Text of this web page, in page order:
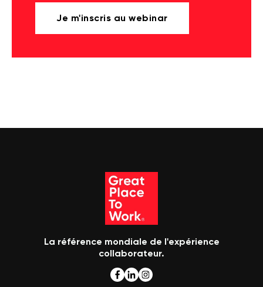
Je m'inscris au webinar
La référence mondiale de l'expérience
collaborateur.